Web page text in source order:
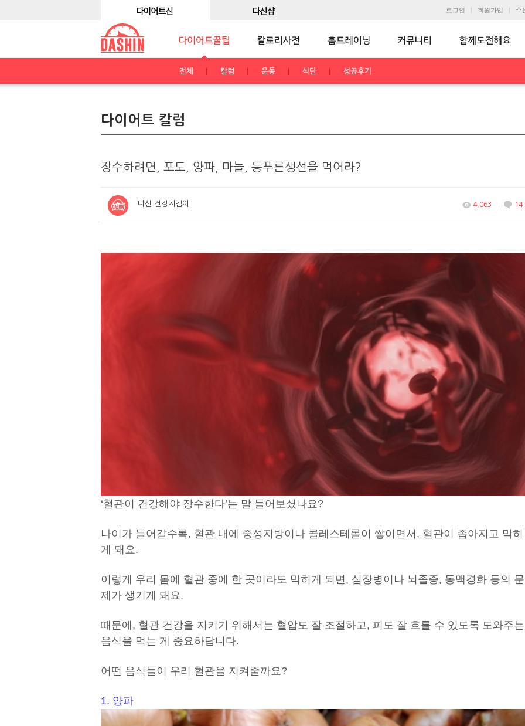
로그인 회원가입 주
전체 칼럼 운동 식단 성공후기
다이어트 칼럼
장수하려면, 포도, 양파, 마늘, 등푸른생선을 먹어라?
다신 건강지킴이 4,063 14
‘혈관이 건강해야 장수한다’는 말 들어보셨나요?
나이가 들어갈수록, 혈관 내에 중성지방이나 콜레스테롤이 쌓이면서, 혈관이 좁아지고 막히
게 돼요.
이렇게 우리 몸에 혈관 중에 한 곳이라도 막히게 되면, 심장병이나 뇌졸증, 동맥경화 등의 문
제가 생기게 돼요.
때문에, 혈관 건강을 지키기 위해서는 혈압도 잘 조절하고, 피도 잘 흐를 수 있도록 도와주는
음식을 먹는 게 중요하답니다.
어떤 음식들이 우리 혈관을 지켜줄까요?
1. 양파